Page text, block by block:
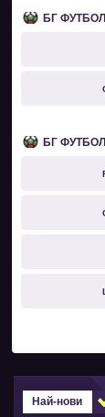
БГ ФУТБОЛ
БГ ФУТБОЛ
Най-нови